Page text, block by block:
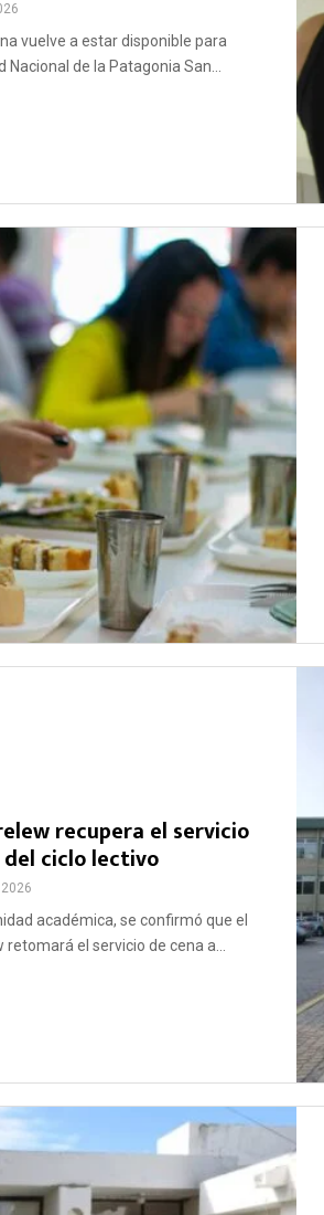
vuelve a estar disponible para
de la Patagonia San...
recupera el servicio
ciclo lectivo
académica, se confirmó que el
el servicio de cena a...